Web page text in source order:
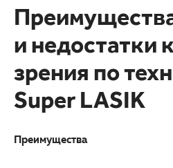
и недостатки
зрения по
Super LASIK
Преимущества